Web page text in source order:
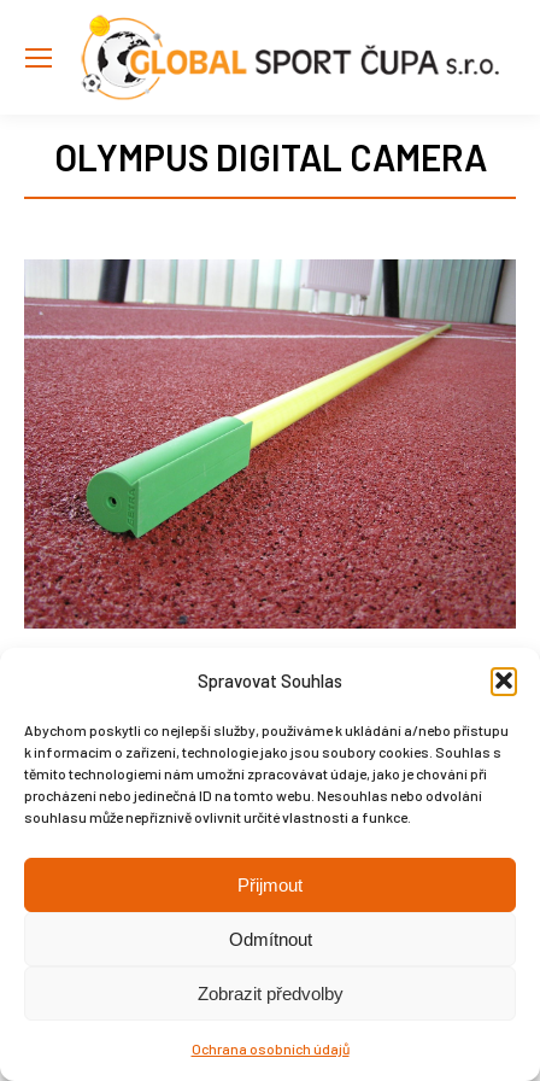
Spravovat Souhlas
Abychom poskytli co nejlepší služby, používáme k ukládání a/nebo přístupu
k informacím o zařízení, technologie jako jsou soubory cookies. Souhlas s
těmito technologiemi nám umožní zpracovávat údaje, jako je chování při
procházení nebo jedinečná ID na tomto webu. Nesouhlas nebo odvolání
souhlasu může nepříznivě ovlivnit určité vlastnosti a funkce.
Přijmout
Odmítnout
Zobrazit předvolby
Ochrana osobních údajů
OLYMPUS DIGITAL CAMERA
Copyright © Weiron Dynamics, s.r.o. |Tvorba webových stránek